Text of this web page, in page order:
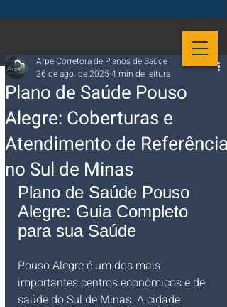
Plano de Saúde Pouso
Alegre: Coberturas e
Atendimento de Referência
no Sul de Minas
Arpe Corretora de Planos de Saúde
26 de ago. de 2025 4 min de leitura
Plano de Saúde Pouso
Alegre: Guia Completo
para sua Saúde
Pouso Alegre é um dos mais
importantes centros econômicos e de
saúde do Sul de Minas. A cidade